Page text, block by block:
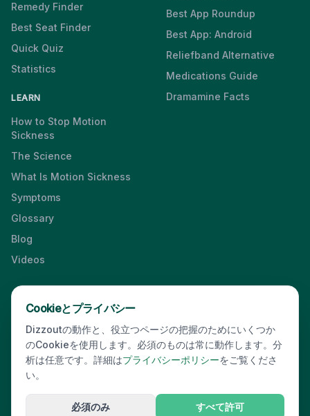
Remedy Finder
Best Seat Finder
Quick Quiz
Statistics
LEARN
How to Stop Motion
Sickness
The Science
What Is Motion Sickness
Symptoms
Glossary
Blog
Videos
Best App Roundup
Best App: Android
Reliefband Alternative
Medications Guide
Dramamine Facts
Press & Media Kit Contact Privacy Partners For Business
© 2026 Dizzout. All rights reserved.
Kinda Smart Inc.
hello@dizzout.com
Cookieとプライバシー
Dizzoutの動作と、役立つページの把握のためにいくつか
のCookieを使用します。必須のものは常に動作します。分
析は任意です。詳細はプライバシーポリシーをご覧くださ
い。
必須のみ すべて許可